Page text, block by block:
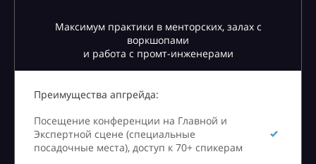
Максимум практики в менторских, залах с
воркшопами
и работа с промт-инженерами
Преимущества апгрейда:
Посещение конференции на Главной и
Экспертной сцене (специальные
посадочные места), доступ к 70+ спикерам